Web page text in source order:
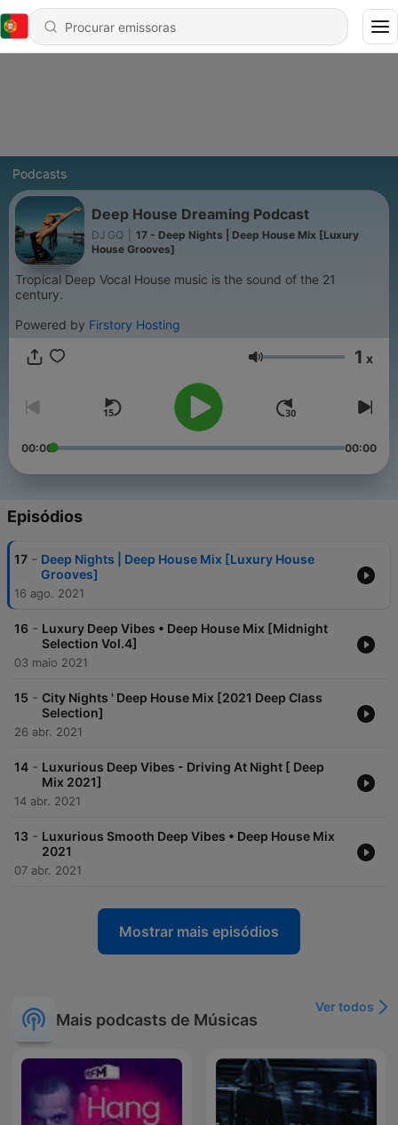
Podcasts
Deep House Dreaming Podcast
DJ GQ
17 - Deep Nights | Deep House Mix [Luxury
House Grooves]
Tropical Deep Vocal House music is the sound of the 21
century.
Powered by Firstory Hosting
Volume 1 x
00:00 00:00
Episódios
17 - Deep Nights | Deep House Mix [Luxury House
Grooves]
16 ago. 2021
16 - Luxury Deep Vibes • Deep House Mix [Midnight
Selection Vol.4]
03 maio 2021
15 - City Nights ' Deep House Mix [2021 Deep Class
Selection]
26 abr. 2021
14 - Luxurious Deep Vibes - Driving At Night [ Deep
Mix 2021]
14 abr. 2021
13 - Luxurious Smooth Deep Vibes • Deep House Mix
2021
07 abr. 2021
Mostrar mais episódios
Mais podcasts de Músicas
Ver todos